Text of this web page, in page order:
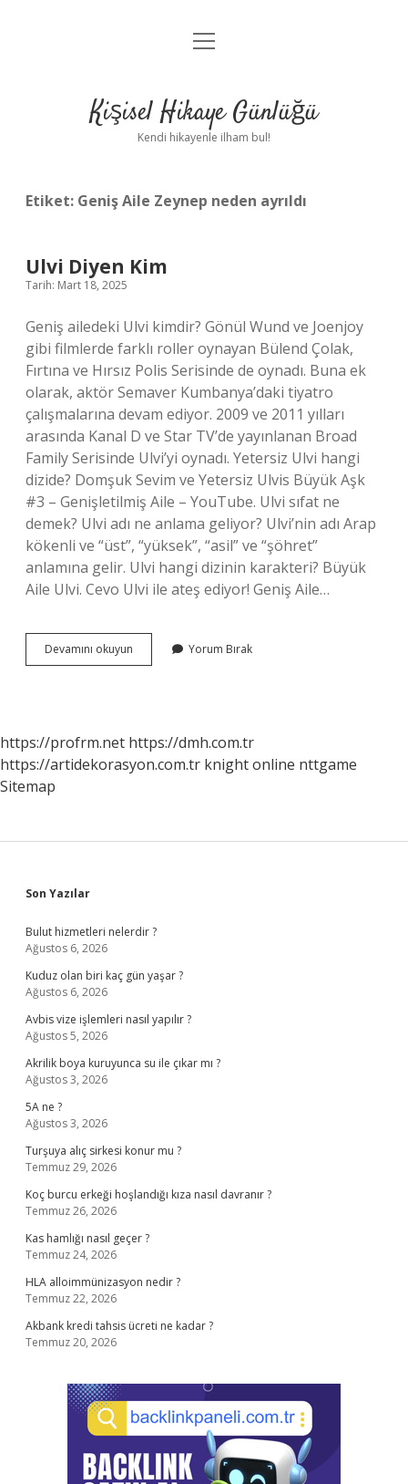
Anasayfa
Yasal Uyarı
menüyü
Kişisel Hikaye Günlüğü
Kendi hikayenle ilham bul!
Etiket: Geniş Aile Zeynep neden ayrıldı
Ulvi Diyen Kim
Tarih: Mart 18, 2025
Geniş ailedeki Ulvi kimdir? Gönül Wund ve Joenjoy
gibi filmlerde farklı roller oynayan Bülend Çolak,
Fırtına ve Hırsız Polis Serisinde de oynadı. Buna ek
olarak, aktör Semaver Kumbanya’daki tiyatro
çalışmalarına devam ediyor. 2009 ve 2011 yılları
arasında Kanal D ve Star TV’de yayınlanan Broad
Family Serisinde Ulvi’yi oynadı. Yetersiz Ulvi hangi
dizide? Domşuk Sevim ve Yetersiz Ulvis Büyük Aşk
#3 – Genişletilmiş Aile – YouTube. Ulvi sıfat ne
demek? Ulvi adı ne anlama geliyor? Ulvi’nin adı Arap
kökenli ve “üst”, “yüksek”, “asil” ve “şöhret”
anlamına gelir. Ulvi hangi dizinin karakteri? Büyük
Aile Ulvi. Cevo Ulvi ile ateş ediyor! Geniş Aile…
Devamını okuyun
Diyen
Yorum Bırak
https://profrm.net https://dmh.com.tr
https://artidekorasyon.com.tr knight online nttgame
Sitemap
Sidebar
Son Yazılar
Bulut hizmetleri nelerdir ?
Ağustos 6, 2026
Kuduz olan biri kaç gün yaşar ?
Ağustos 6, 2026
Avbis vize işlemleri nasıl yapılır ?
Ağustos 5, 2026
Akrilik boya kuruyunca su ile çıkar mı ?
Ağustos 3, 2026
5A ne ?
Ağustos 3, 2026
Turşuya alıç sirkesi konur mu ?
Temmuz 29, 2026
Koç burcu erkeği hoşlandığı kıza nasıl davranır ?
Temmuz 26, 2026
Kas hamlığı nasıl geçer ?
Temmuz 24, 2026
HLA alloimmünizasyon nedir ?
Temmuz 22, 2026
Akbank kredi tahsis ücreti ne kadar ?
Temmuz 20, 2026